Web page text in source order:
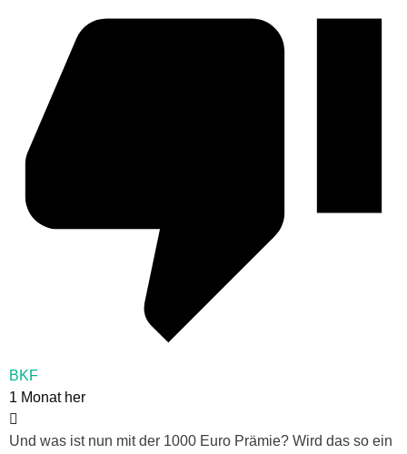
BKF
1 Monat her
Und was ist nun mit der 1000 Euro Prämie? Wird das so ein